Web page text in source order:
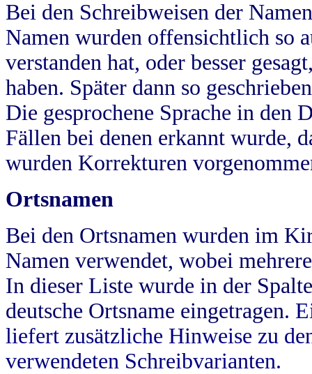
Bei den Schreibweisen der
Namen wurden offensichtlich so
verstanden hat, oder besser
haben. Später dann so
Die gesprochene Sprache in
Fällen bei denen erkannt wurde,
wurden Korrekturen
Ortsnamen
Bei den Ortsnamen wurden im
Namen verwendet, wobei
In dieser Liste wurde in der
deutsche Ortsname eingetragen.
liefert zusätzliche Hinweise zu
verwendeten Schreibvarianten.